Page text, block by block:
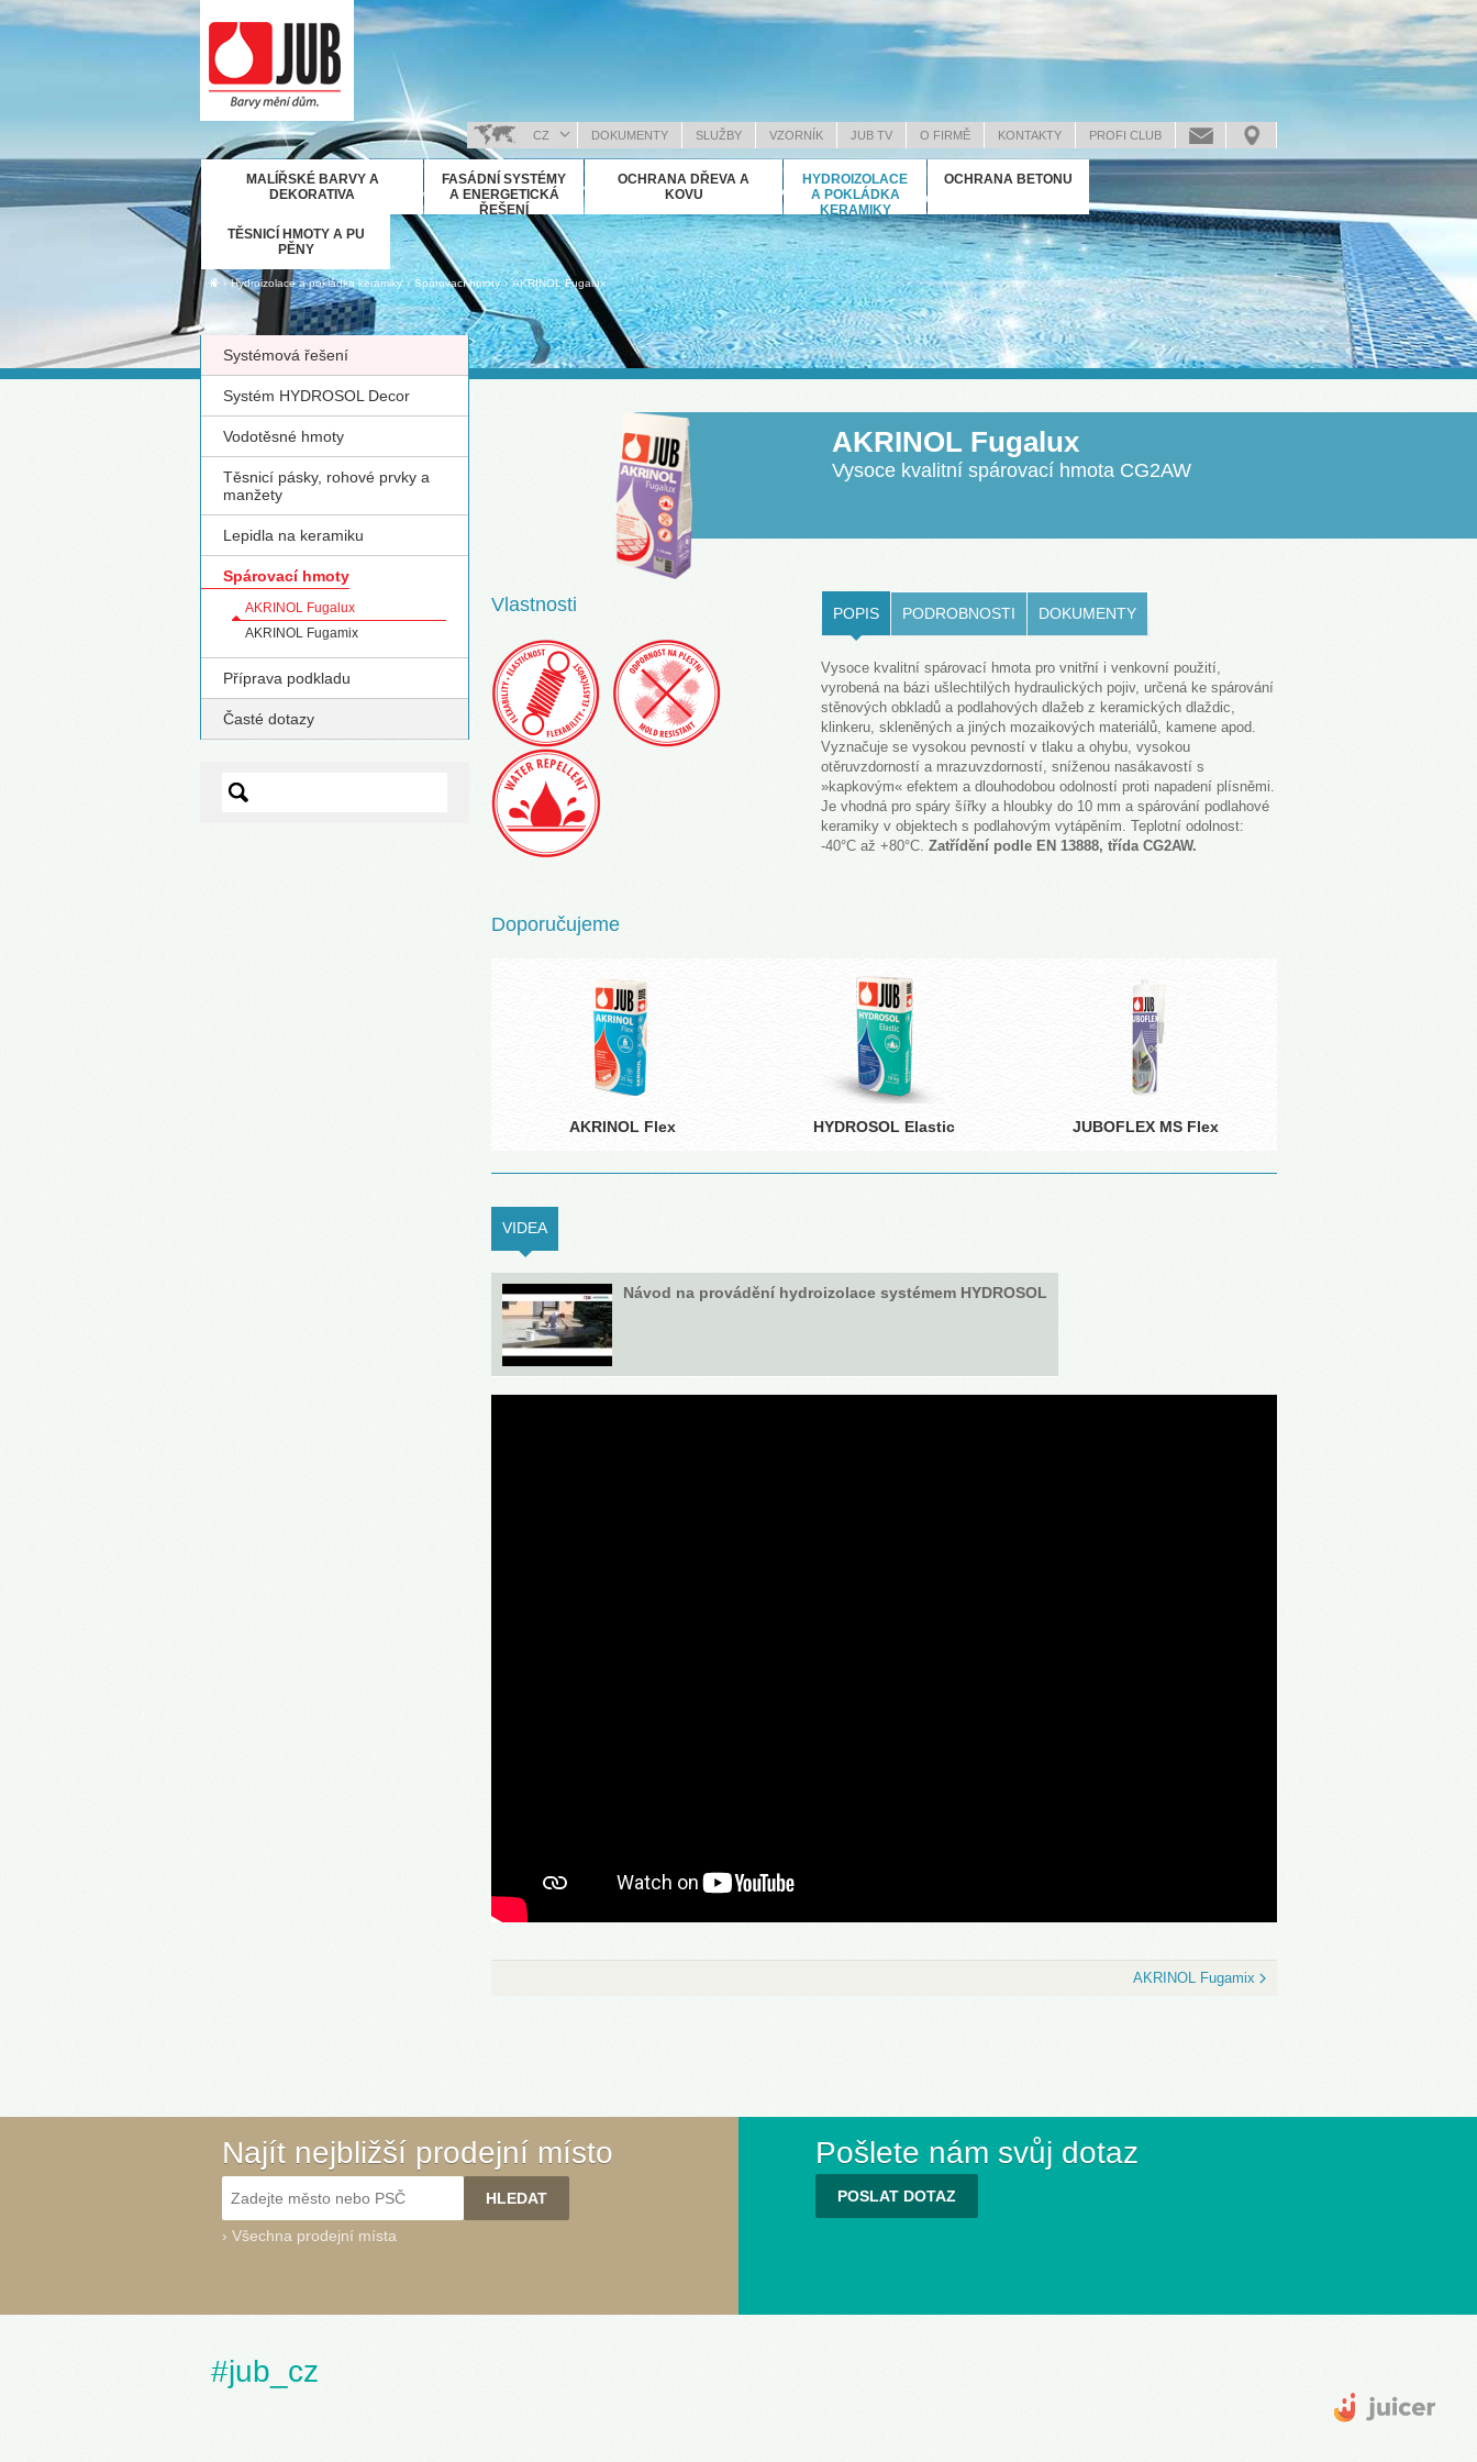
DOKUMENTY SLUŽBY VZORNÍK JUB TV O FIRMĚ KONTAKTY
PROFI CLUB
BOSANSKI (BOSNIAN)
HRVATSKI (CROATIAN)
CZ
ENGLISH (ENGLISH)
DEUTSCH (GERMAN)
ΕΛΛΗΝΙΚΑ (GREEK)
MAGYAR (HUNGARIAN)
ITALIANO (ITALIAN)
KOSOVA (KOSOVO)
МАКЕДОНСКИ (MACEDONIAN)
SLOVENŠČINA (SLOVENIAN)
MALÍŘSKÉ BARVY A
DEKORATIVA
FASÁDNÍ SYSTÉMY
A ENERGETICKÁ
ŘEŠENÍ
OCHRANA DŘEVA A
KOVU
HYDROIZOLACE
A POKLÁDKA
KERAMIKY
OCHRANA BETONU
TĚSNICÍ HMOTY A PU
PĚNY
› Hydroizolace a pokládka keramiky › Spárovací hmoty › AKRINOL Fugalux
Systémová řešení
Systém HYDROSOL Decor
Vodotěsné hmoty
Těsnicí pásky, rohové prvky a
manžety
Lepidla na keramiku
Spárovací hmoty
AKRINOL Fugalux
AKRINOL Fugamix
Příprava podkladu
Časté dotazy
AKRINOL Fugalux
Vysoce kvalitní spárovací hmota CG2AW
POPIS PODROBNOSTI DOKUMENTY
Vysoce kvalitní spárovací hmota pro vnitřní i venkovní použití,
vyrobená na bázi ušlechtilých hydraulických pojiv, určená ke spárování
stěnových obkladů a podlahových dlažeb z keramických dlaždic,
klinkeru, skleněných a jiných mozaikových materiálů, kamene apod.
Vyznačuje se vysokou pevností v tlaku a ohybu, vysokou
otěruvzdorností a mrazuvzdorností, sníženou nasákavostí s
»kapkovým« efektem a dlouhodobou odolností proti napadení plísněmi.
Je vhodná pro spáry šířky a hloubky do 10 mm a spárování podlahové
keramiky v objektech s podlahovým vytápěním. Teplotní odolnost:
-40°C až +80°C.Zatřídění podle EN 13888, třída CG2AW.
Vlastnosti
Doporučujeme
AKRINOL Flex HYDROSOL Elastic JUBOFLEX MS Flex
VIDEA(ACTIVE TAB)
Návod na provádění hydroizolace systémem HYDROSOL
AKRINOL Fugamix
Najít nejbližší prodejní místo
› Všechna prodejní místa
Pošlete nám svůj dotaz
POSLAT DOTAZ
#jub_cz